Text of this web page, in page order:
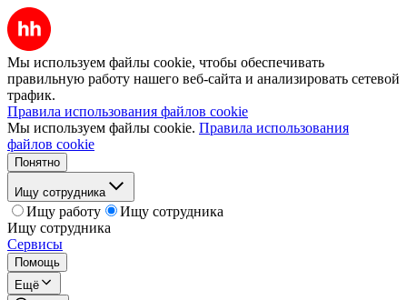
Мы используем файлы cookie, чтобы обеспечивать
правильную работу нашего веб-сайта и анализировать сетевой
трафик.
Правила использования файлов cookie
Мы используем файлы cookie. Правила использования
файлов cookie
Понятно
Ищу сотрудника
Ищу работу
Ищу сотрудника
Ищу сотрудника
Сервисы
Помощь
Ещё